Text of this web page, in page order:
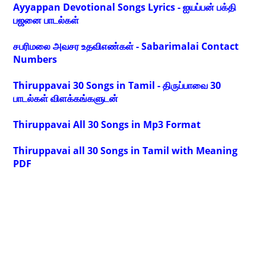
Ayyappan Devotional Songs Lyrics - ஐயப்பன் பக்தி
பஜனை பாடல்கள்
சபரிமலை அவசர உதவிஎண்கள் - Sabarimalai Contact
Numbers
Thiruppavai 30 Songs in Tamil - திருப்பாவை 30
பாடல்கள் விளக்கங்களுடன்
Thiruppavai All 30 Songs in Mp3 Format
Thiruppavai all 30 Songs in Tamil with Meaning
PDF